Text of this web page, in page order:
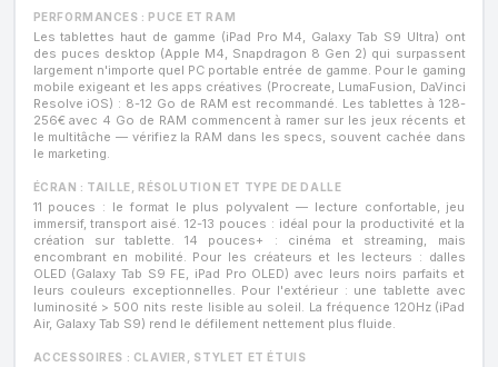
PERFORMANCES : PUCE ET RAM
Les tablettes haut de gamme (iPad Pro M4, Galaxy Tab S9 Ultra) ont
des puces desktop (Apple M4, Snapdragon 8 Gen 2) qui surpassent
largement n'importe quel PC portable entrée de gamme. Pour le gaming
mobile exigeant et les apps créatives (Procreate, LumaFusion, DaVinci
Resolve iOS) : 8-12 Go de RAM est recommandé. Les tablettes à 128-
256€ avec 4 Go de RAM commencent à ramer sur les jeux récents et
le multitâche — vérifiez la RAM dans les specs, souvent cachée dans
le marketing.
ÉCRAN : TAILLE, RÉSOLUTION ET TYPE DE DALLE
11 pouces : le format le plus polyvalent — lecture confortable, jeu
immersif, transport aisé. 12-13 pouces : idéal pour la productivité et la
création sur tablette. 14 pouces+ : cinéma et streaming, mais
encombrant en mobilité. Pour les créateurs et les lecteurs : dalles
OLED (Galaxy Tab S9 FE, iPad Pro OLED) avec leurs noirs parfaits et
leurs couleurs exceptionnelles. Pour l'extérieur : une tablette avec
luminosité > 500 nits reste lisible au soleil. La fréquence 120Hz (iPad
Air, Galaxy Tab S9) rend le défilement nettement plus fluide.
ACCESSOIRES : CLAVIER, STYLET ET ÉTUIS